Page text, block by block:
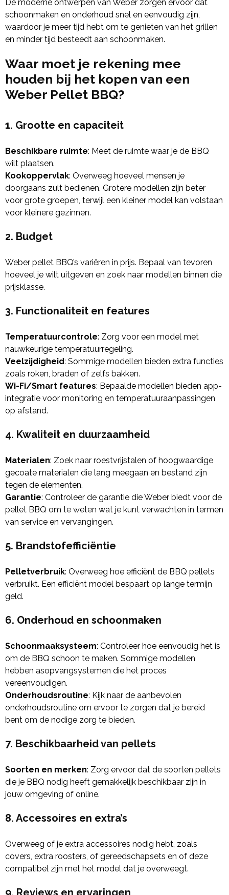
De moderne ontwerpen van Weber zorgen ervoor dat
schoonmaken en onderhoud snel en eenvoudig zijn,
waardoor je meer tijd hebt om te genieten van het grillen
en minder tijd besteedt aan schoonmaken.
Waar moet je rekening mee
houden bij het kopen van een
Weber Pellet BBQ?
1. Grootte en capaciteit
Beschikbare ruimte: Meet de ruimte waar je de BBQ
wilt plaatsen.
Kookoppervlak: Overweeg hoeveel mensen je
doorgaans zult bedienen. Grotere modellen zijn beter
voor grote groepen, terwijl een kleiner model kan volstaan
voor kleinere gezinnen.
2. Budget
Weber pellet BBQ’s variëren in prijs. Bepaal van tevoren
hoeveel je wilt uitgeven en zoek naar modellen binnen die
prijsklasse.
3. Functionaliteit en features
Temperatuurcontrole: Zorg voor een model met
nauwkeurige temperatuurregeling.
Veelzijdigheid: Sommige modellen bieden extra functies
zoals roken, braden of zelfs bakken.
Wi-Fi/Smart features: Bepaalde modellen bieden app-
integratie voor monitoring en temperatuuraanpassingen
op afstand.
4. Kwaliteit en duurzaamheid
Materialen: Zoek naar roestvrijstalen of hoogwaardige
gecoate materialen die lang meegaan en bestand zijn
tegen de elementen.
Garantie: Controleer de garantie die Weber biedt voor de
pellet BBQ om te weten wat je kunt verwachten in termen
van service en vervangingen.
5. Brandstofefficiëntie
Pelletverbruik: Overweeg hoe efficiënt de BBQ pellets
verbruikt. Een efficiënt model bespaart op lange termijn
geld.
6. Onderhoud en schoonmaken
Schoonmaaksysteem: Controleer hoe eenvoudig het is
om de BBQ schoon te maken. Sommige modellen
hebben asopvangsystemen die het proces
vereenvoudigen.
Onderhoudsroutine: Kijk naar de aanbevolen
onderhoudsroutine om ervoor te zorgen dat je bereid
bent om de nodige zorg te bieden.
7. Beschikbaarheid van pellets
Soorten en merken: Zorg ervoor dat de soorten pellets
die je BBQ nodig heeft gemakkelijk beschikbaar zijn in
jouw omgeving of online.
8. Accessoires en extra’s
Overweeg of je extra accessoires nodig hebt, zoals
covers, extra roosters, of gereedschapsets en of deze
compatibel zijn met het model dat je overweegt.
9. Reviews en ervaringen